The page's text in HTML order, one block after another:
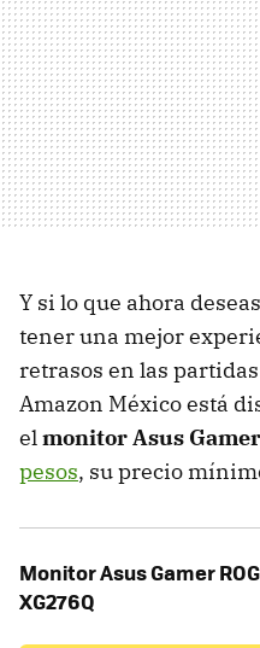
Y si lo que ahora
tener una mejor
retrasos en las
Amazon México está
elmonitor Asus
pesos, su precio
Monitor Asus Gamer
XG276Q